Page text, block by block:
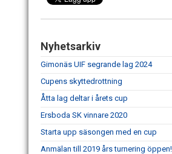
Nyhetsarkiv
Gimonäs UIF segrande lag 2024
Cupens skyttedrottning
Åtta lag deltar i årets cup
Ersboda SK vinnare 2020
Starta upp säsongen med en cup
Anmälan till 2019 års turnering öppen!